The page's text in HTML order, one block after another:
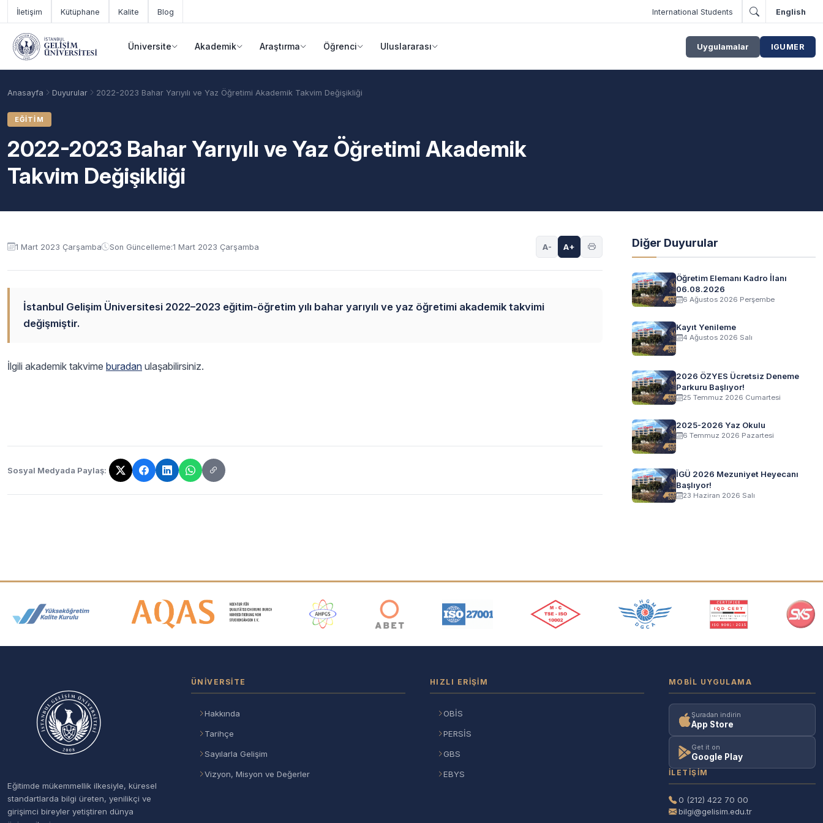
Ana içeriğe geç
İletişim Kütüphane Kalite Blog International Students English
Üniversite Akademik Araştırma Öğrenci Uluslararası Uygulamalar IGUMER
Anasayfa Duyurular 2022-2023 Bahar Yarıyılı ve Yaz Öğretimi Akademik Takvim Değişikliği
EĞITIM
2022-2023 Bahar Yarıyılı ve Yaz Öğretimi Akademik
Takvim Değişikliği
Duyuru içeriği
1 Mart 2023 Çarşamba Son Güncelleme:1 Mart 2023 Çarşamba A- A+
İstanbul Gelişim Üniversitesi 2022–2023 eğitim-öğretim yılı bahar yarıyılı ve yaz öğretimi akademik takvimi
değişmiştir.
İlgili akademik takvime buradan ulaşabilirsiniz.
Sosyal Medyada Paylaş:
Bağlantı kopyalandı!
Diğer Duyurular
Öğretim Elemanı Kadro İlanı
06.08.2026
6 Ağustos 2026 Perşembe
Kayıt Yenileme
4 Ağustos 2026 Salı
2026 ÖZYES Ücretsiz Deneme
Parkuru Başlıyor!
25 Temmuz 2026 Cumartesi
2025-2026 Yaz Okulu
6 Temmuz 2026 Pazartesi
İGÜ 2026 Mezuniyet Heyecanı
Başlıyor!
23 Haziran 2026 Salı
Akreditasyon ve Üyelik Logoları
Eğitimde mükemmellik ilkesiyle, küresel
standartlarda bilgi üreten, yenilikçi ve
girişimci bireyler yetiştiren dünya
ÜNIVERSITE
Hakkında
Tarihçe
Sayılarla Gelişim
Vizyon, Misyon ve Değerler
HIZLI ERIŞIM
OBİS
PERSİS
GBS
EBYS
MOBIL UYGULAMA
Şuradan indirin
App Store
Get it on
Google Play
İLETIŞIM
0 (212) 422 70 00
bilgi@gelisim.edu.tr